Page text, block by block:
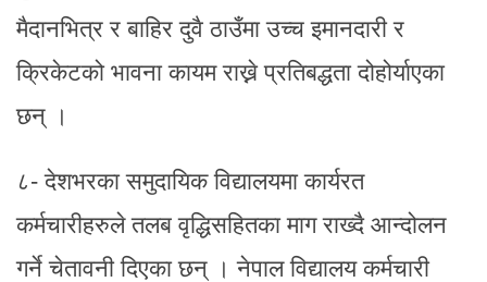
मैदानभित्र र बाहिर दुवै ठाउँमा उच्च इमानदारी र
क्रिकेटको भावना कायम राख्ने प्रतिबद्धता दोहोर्याएका
छन् ।
८- देशभरका समुदायिक विद्यालयमा कार्यरत
कर्मचारीहरुले तलब वृद्धिसहितका माग राख्दै आन्दोलन
गर्ने चेतावनी दिएका छन् । नेपाल विद्यालय कर्मचारी